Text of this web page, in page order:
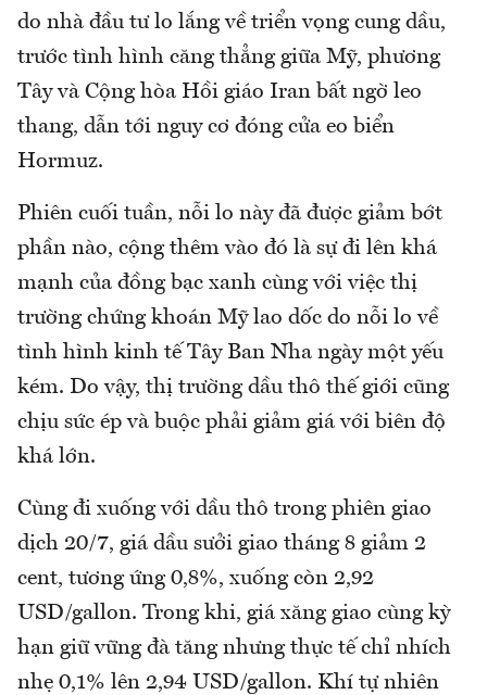
do nhà đầu tư lo lắng về triển vọng cung dầu,
trước tình hình căng thẳng giữa Mỹ, phương
Tây và Cộng hòa Hồi giáo Iran bất ngờ leo
thang, dẫn tới nguy cơ đóng cửa eo biển
Hormuz.
Phiên cuối tuần, nỗi lo này đã được giảm bớt
phần nào, cộng thêm vào đó là sự đi lên khá
mạnh của đồng bạc xanh cùng với việc thị
trường chứng khoán Mỹ lao dốc do nỗi lo về
tình hình kinh tế Tây Ban Nha ngày một yếu
kém. Do vậy, thị trường dầu thô thế giới cũng
chịu sức ép và buộc phải giảm giá với biên độ
khá lớn.
Cùng đi xuống với dầu thô trong phiên giao
dịch 20/7, giá dầu sưởi giao tháng 8 giảm 2
cent, tương ứng 0,8%, xuống còn 2,92
USD/gallon. Trong khi, giá xăng giao cùng kỳ
hạn giữ vững đà tăng nhưng thực tế chỉ nhích
nhẹ 0,1% lên 2,94 USD/gallon. Khí tự nhiên